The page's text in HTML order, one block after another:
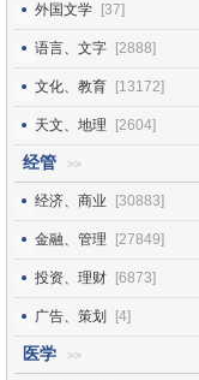
外国文学 [37]
语言、文字 [2888]
文化、教育 [13172]
天文、地理 [2604]
经管 >>
经济、商业 [30883]
金融、管理 [27849]
投资、理财 [6873]
广告、策划 [4]
医学 >>